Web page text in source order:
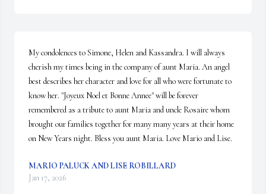
My condolences to Simone, Helen and Kassandra. I will always
cherish my times being in the company of aunt Maria. An angel
best describes her character and love for all who were fortunate to
know her. "Joyeux Noel et Bonne Annee" will be forever
remembered as a tribute to aunt Maria and uncle Rosaire whom
brought our families together for many many years at their home
on New Years night. Bless you aunt Maria. Love Mario and Lise.
MARIO PALUCK AND LISE ROBILLARD
Jan 17, 2026